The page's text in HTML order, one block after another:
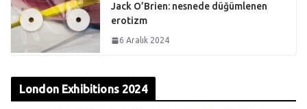
Jack O’Brien: nesnede düğümlenen
erotizm
6 Aralık 2024
London Exhibitions 2024